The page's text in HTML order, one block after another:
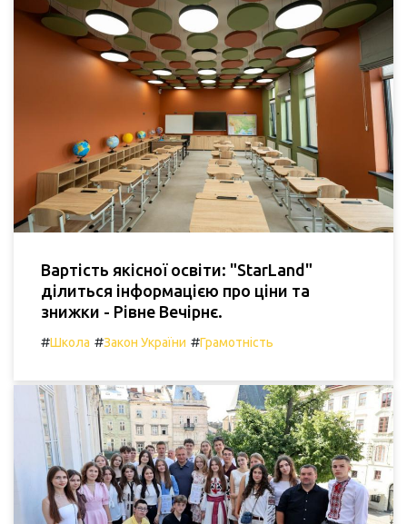
Вартість якісної освіти: "StarLand"
ділиться інформацією про ціни та
знижки - Рівне Вечірнє.
#Школа #Закон України #Грамотність